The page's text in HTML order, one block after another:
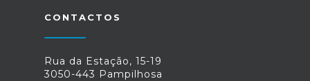
CONTACTOS
Rua da Estação, 15-19
3050-443 Pampilhosa